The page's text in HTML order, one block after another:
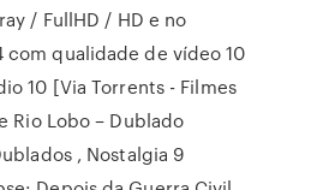
/ FullHD / HD e no
com qualidade de vídeo 10
10 [Via Torrents - Filmes
Rio Lobo – Dublado
, Nostalgia 9